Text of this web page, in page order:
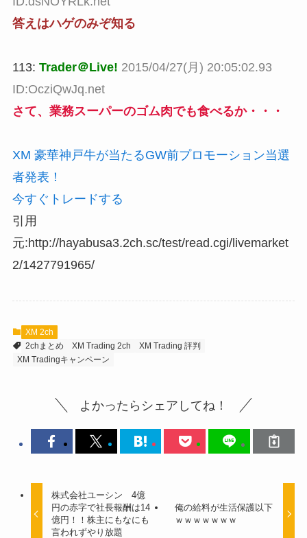
答えはハゲのみぞ知る
113: Trader＠Live! 2015/04/27(月) 20:05:02.93
ID:OcziQwJq.net
さて、業務スーパーのゴム肉でも食べるか・・・
XM 豪華神戸牛が当たるGW前プロモーション当選
者発表！
今すぐトレードする
引用
元:http://hayabusa3.2ch.sc/test/read.cgi/livemarket
2/1427791965/
XM 2ch
2chまとめ
XM Trading 2ch
XM Trading 評判
XM Tradingキャンペーン
よかったらシェアしてね！
株式会社ユーシン 4億
円の赤字で社長報酬は14
億円！！株主にもなにも
言われずやり放題
俺の給料が生活保護以下
ｗｗｗｗｗｗｗ